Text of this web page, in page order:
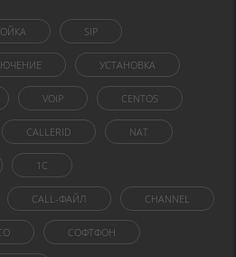
SIP
УСТАНОВКА
VOIP CENTOS
CALLERID NAT
1C
CALL-ФАЙЛ CHANNEL
СОФТФОН